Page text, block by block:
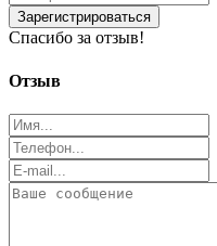
Зарегистрироваться
Спасибо за отзыв!
Отзыв